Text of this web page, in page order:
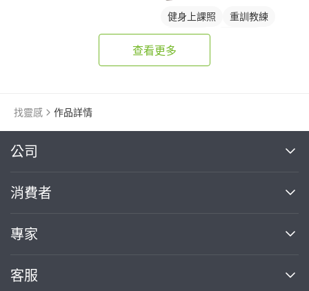
健身上課照
重訓教練
健身課程
重訓課程
查看更多
找靈感 作品詳情
公司
關於我們
部落格
加入我們
消費者
買服務
熱門服務
專家
案件中心
客服
繼續完成